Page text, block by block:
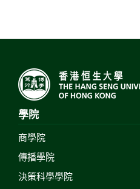
學院
商學院
傳播學院
決策科學學院